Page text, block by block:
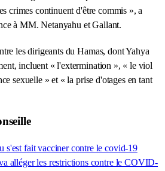
crimes continuent d'être commis », a
à MM. Netanyahu et Gallant.
les dirigeants du Hamas, dont Yahya
incluent « l'extermination », « le viol
sexuelle » et « la prise d'otages en tant
s'est fait vacciner contre le covid-19
alléger les restrictions contre le COVID-